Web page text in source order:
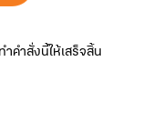
คำสั่งนี้ให้เสร็จสิ้น